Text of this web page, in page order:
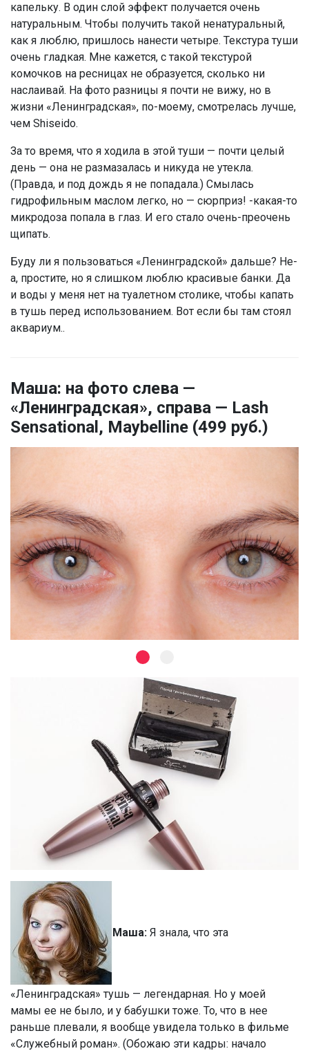
капельку. В один слой эффект получается очень
натуральным. Чтобы получить такой ненатуральный,
как я люблю, пришлось нанести четыре. Текстура туши
очень гладкая. Мне кажется, с такой текстурой
комочков на ресницах не образуется, сколько ни
наслаивай. На фото разницы я почти не вижу, но в
жизни «Ленинградская», по-моему, смотрелась лучше,
чем Shiseido.
За то время, что я ходила в этой туши — почти целый
день — она не размазалась и никуда не утекла.
(Правда, и под дождь я не попадала.) Смылась
гидрофильным маслом легко, но — сюрприз! -какая-то
микродоза попала в глаз. И его стало очень-преочень
щипать.
Буду ли я пользоваться «Ленинградской» дальше? Не-
а, простите, но я слишком люблю красивые банки. Да
и воды у меня нет на туалетном столике, чтобы капать
в тушь перед использованием. Вот если бы там стоял
аквариум..
Маша: на фото слева —
«Ленинградская», справа — Lash
Sensational, Maybelline (499 руб.)
Маша: Я знала, что эта
«Ленинградская» тушь — легендарная. Но у моей
мамы ее не было, и у бабушки тоже. То, что в нее
раньше плевали, я вообще увидела только в фильме
«Служебный роман». (Обожаю эти кадры: начало